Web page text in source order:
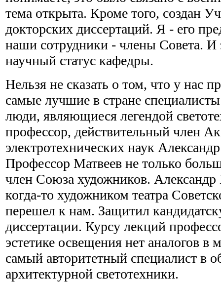
тема открыта. Кроме того, создан
докторских диссертаций. Я - его
наши сотрудники - члены Совета. И
научный статус кафедры.
Нельзя не сказать о том, что у нас
самые лучшие в стране
люди, являющиеся легендой
профессор, действительный член
электротехнических наук
Профессор Матвеев не только
член Союза художников. Александр
когда-то художником театра
перешел к нам. Защитил
диссертации. Курсу лекций
эстетике освещения нет аналогов в
самый авторитетный специалист в
архитектурной светотехники.